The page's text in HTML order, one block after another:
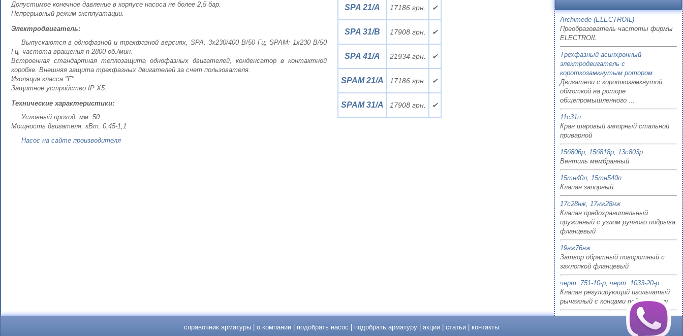
Допустимое конечное давление в корпусе насоса не более 2,5 бар.
Непрерывный режим эксплуатации.
Электродвигатель:
Выпускаются в однофазной и трехфазной версиях, SPA: 3х230/400 В/50 Гц; SPAM: 1х230 В/50
Гц, частота вращения n-2800 об./мин.
Встроенная стандартная теплозащита однофазных двигателей, конденсатор в контактной
коробке. Внешняя защита трехфазных двигателей за счет пользователя.
Изоляция класса "F".
Защитное устройство IP X5.
Технические характеристики:
Условный проход, мм: 50
Мощность двигателя, кВт: 0,45-1,1
Насос на сайте производителя
SPA 21/A 17186 грн. ✔
SPA 31/B 17908 грн. ✔
SPA 41/A 21934 грн. ✔
SPAM 21/A 17186 грн. ✔
SPAM 31/A 17908 грн. ✔
Archimede (ELECTROIL)
Преобразователь частоты фирмы
ELECTROIL
Трехфазный асинхронный
электродвигатель с
короткозамкнутым ротором
Двигатели с короткозамкнутой
обмоткой на роторе
общепромышленного ...
11с31п
Кран шаровый запорный стальной
приварной
15б806р, 15б818р, 13с803р
Вентиль мембранный
15тн40л, 15тн540п
Клапан запорный
17с28нж, 17нж28нж
Клапан предохранительный
пружинный с узлом ручного подрыва
фланцевый
19нж76нж
Затвор обратный поворотный с
захлопкой фланцевый
черт. 751-10-р, черт. 1033-20-р
Клапан регулирующий игольчатый
рычажный с концами под приварку
справочник арматуры о компании подобрать насос подобрать арматуру акции статьи контакты